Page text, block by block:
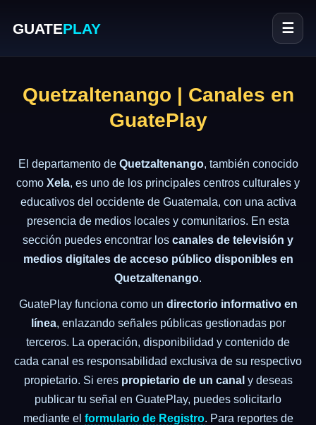
GUATEPLAY ☰
Quetzaltenango | Canales en
GuatePlay
El departamento de Quetzaltenango, también conocido
como Xela, es uno de los principales centros culturales y
educativos del occidente de Guatemala, con una activa
presencia de medios locales y comunitarios. En esta
sección puedes encontrar los canales de televisión y
medios digitales de acceso público disponibles en
Quetzaltenango.
GuatePlay funciona como un directorio informativo en
línea, enlazando señales públicas gestionadas por
terceros. La operación, disponibilidad y contenido de
cada canal es responsabilidad exclusiva de su respectivo
propietario. Si eres propietario de un canal y deseas
publicar tu señal en GuatePlay, puedes solicitarlo
mediante el formulario de Registro. Para reportes de